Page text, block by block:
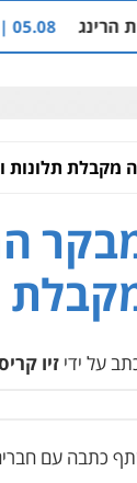
שלושה
תלונות
על ידי זיו
כתבה עם